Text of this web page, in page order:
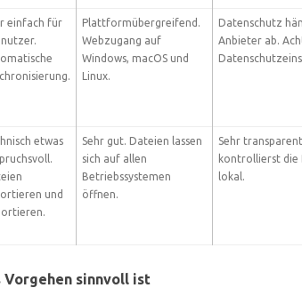
einfach für
Plattformübergreifend.
Webzugang auf
Windows, macOS und
Linux.
Datenschutz
Anbieter ab.
etwas
und
Sehr gut. Dateien lassen
sich auf allen
Betriebssystemen
öffnen.
Sehr
kontrollierst die
lokal.
Vorgehen sinnvoll ist